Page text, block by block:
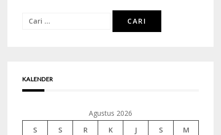
Cari
KALENDER
Agustus 2026
S
S R K J S M